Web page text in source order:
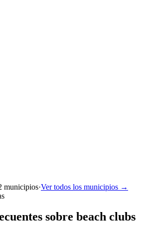
municipios·Ver todos los municipios →
sobre beach clubs